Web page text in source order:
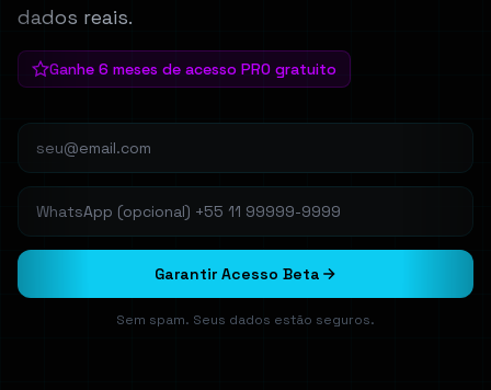
dados reais.
Ganhe 6 meses de acesso PRO gratuito
Garantir Acesso Beta
Sem spam. Seus dados estão seguros.